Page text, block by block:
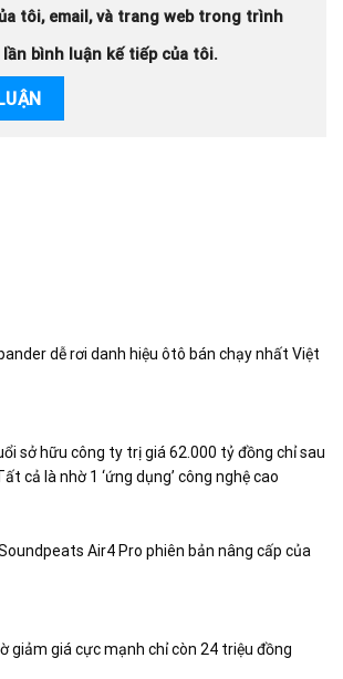
tôi, email, và trang web trong trình
bình luận kế tiếp của tôi.
dễ rơi danh hiệu ôtô bán chạy nhất Việt
sở hữu công ty trị giá 62.000 tỷ đồng chỉ sau
cả là nhờ 1 ‘ứng dụng’ công nghệ cao
Air4 Pro phiên bản nâng cấp của
giảm giá cực mạnh chỉ còn 24 triệu đồng